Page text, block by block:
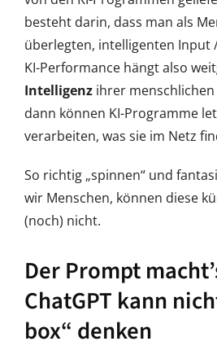
besteht darin, dass man als
überlegten, intelligenten Input
KI-Performance hängt also
Intelligenzihrer menschlichen
dann können KI-Programme
verarbeiten, was sie im Netz
So richtig „spinnen“ und
wir Menschen, können diese
(noch) nicht.
Der Prompt
ChatGPT kann
box“ denken